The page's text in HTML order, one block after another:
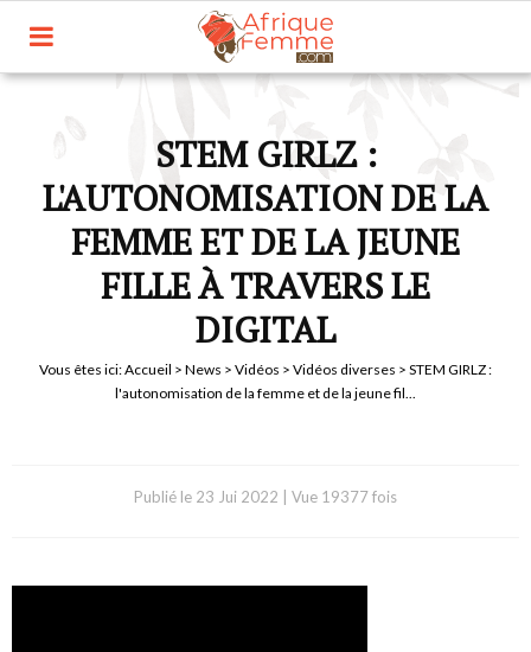
STEM GIRLZ :
L'AUTONOMISATION DE LA
FEMME ET DE LA JEUNE
FILLE À TRAVERS LE
DIGITAL
Vous êtes ici:Accueil > News > Vidéos > Vidéos diverses > STEM GIRLZ :
l'autonomisation de la femme et de la jeune fil...
Publié le 23 Jui 2022 Vue 19377 fois